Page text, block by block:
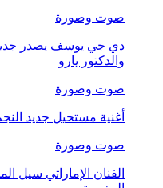
صوت وصورة
دي جي يوسف يصدر جديده
والدكتور يارو
صوت وصورة
أغنية مستحيل جديد
صوت وصورة
الفنان الإماراتي سيل